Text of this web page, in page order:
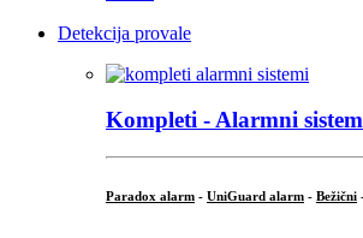
Detekcija provale
Kompleti - Alarmni
Paradox alarm - UniGuard alarm - Bežični